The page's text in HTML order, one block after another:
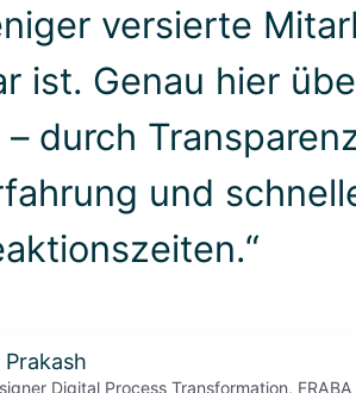
versierte
ist. Genau hier
durch
und
Digital Process Transformation, FRABA